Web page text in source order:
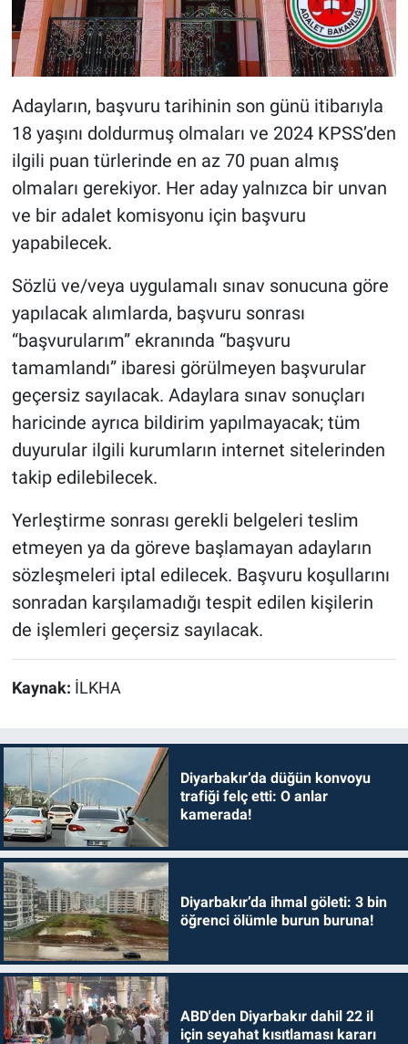
Adayların, başvuru tarihinin son günü itibarıyla
18 yaşını doldurmuş olmaları ve 2024 KPSS’den
ilgili puan türlerinde en az 70 puan almış
olmaları gerekiyor. Her aday yalnızca bir unvan
ve bir adalet komisyonu için başvuru
yapabilecek.
Sözlü ve/veya uygulamalı sınav sonucuna göre
yapılacak alımlarda, başvuru sonrası
“başvurularım” ekranında “başvuru
tamamlandı” ibaresi görülmeyen başvurular
geçersiz sayılacak. Adaylara sınav sonuçları
haricinde ayrıca bildirim yapılmayacak; tüm
duyurular ilgili kurumların internet sitelerinden
takip edilebilecek.
Yerleştirme sonrası gerekli belgeleri teslim
etmeyen ya da göreve başlamayan adayların
sözleşmeleri iptal edilecek. Başvuru koşullarını
sonradan karşılamadığı tespit edilen kişilerin
de işlemleri geçersiz sayılacak.
Kaynak: İLKHA
Diyarbakır’da düğün konvoyu
trafiği felç etti: O anlar
kamerada!
Diyarbakır’da ihmal göleti: 3 bin
öğrenci ölümle burun buruna!
ABD'den Diyarbakır dahil 22 il
için seyahat kısıtlaması kararı